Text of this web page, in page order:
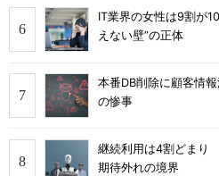
IT業界の女性は9割が
えない壁”の正体
本番DB削除に顧客情
の惨事
継続利用は4割どまり
期待外れの境界